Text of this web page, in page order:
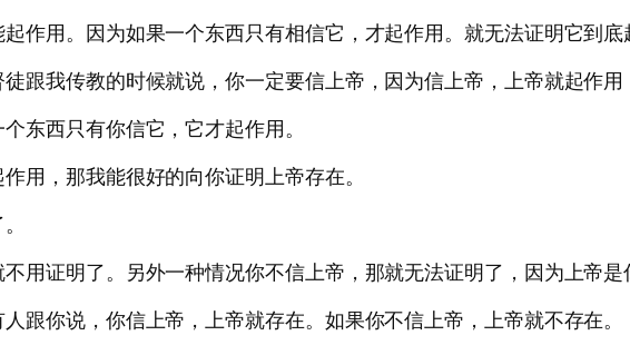
作用。因为如果一个东西只有相信它，才起作用。就无法证明它到底
跟我传教的时候就说，你一定要信上帝，因为信上帝，上帝就起作用
东西只有你信它，它才起作用。
用，那我能很好的向你证明上帝存在。
用证明了。另外一种情况你不信上帝，那就无法证明了，因为上帝是
跟你说，你信上帝，上帝就存在。如果你不信上帝，上帝就不存在。